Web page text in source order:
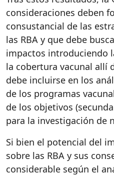
consideraciones deben
consustancial de las
las RBA y que debe
impactos introduciendo
la cobertura vacunal allí
debe incluirse en los
de los programas
de los objetivos
para la investigación de
Si bien el potencial del
sobre las RBA y sus
considerable según el